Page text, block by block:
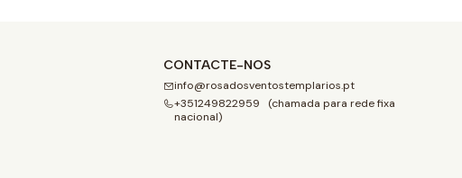
CONTACTE-NOS
info@rosadosventostemplarios.pt
+351249822959 (chamada para rede fixa
nacional)